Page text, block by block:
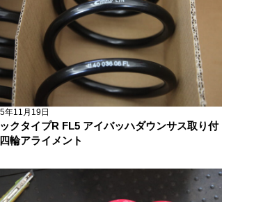
年11月19日
クタイプR FL5 アイバッハダウンサス取り付
輪アライメント